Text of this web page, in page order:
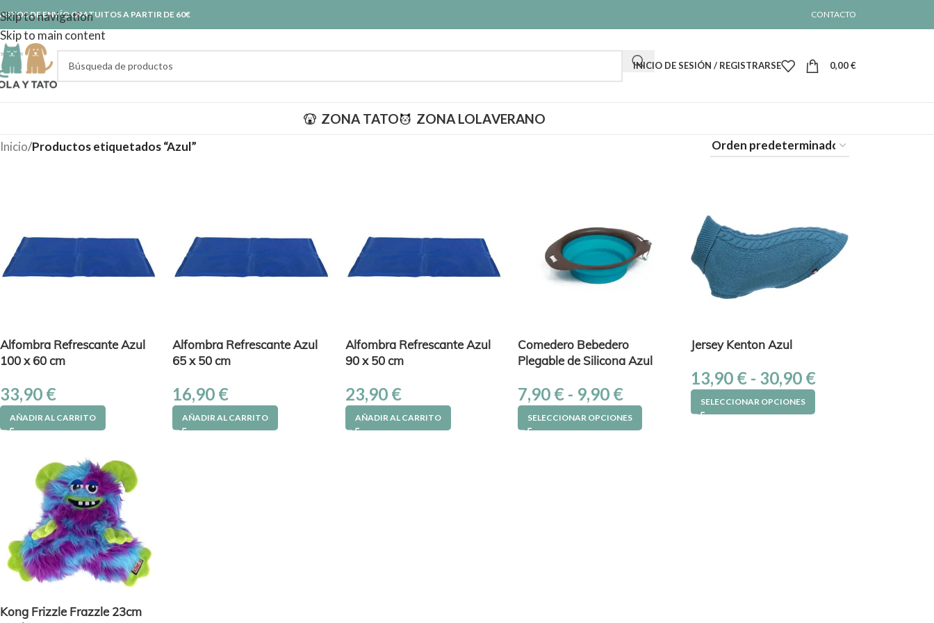
Skip to navigation
Skip to main content
DE ENVÍO GRATUITOS A PARTIR DE 60€ CONTACTO
INICIO DE SESIÓN / REGISTRARSE 0,00€
ZONA TATO ZONA LOLAVERANO
Inicio/Productos etiquetados “Azul”
Alfombra Refrescante Azul
100 x 60 cm
33,90 €
AÑADIR AL CARRITO
Alfombra Refrescante Azul
65 x 50 cm
16,90 €
AÑADIR AL CARRITO
Alfombra Refrescante Azul
90 x 50 cm
23,90 €
AÑADIR AL CARRITO
Comedero Bebedero
Plegable de Silicona Azul
7,90 € - 9,90 €
SELECCIONAR OPCIONES
Jersey Kenton Azul
13,90 € - 30,90 €
SELECCIONAR OPCIONES
Kong Frizzle Frazzle 23cm